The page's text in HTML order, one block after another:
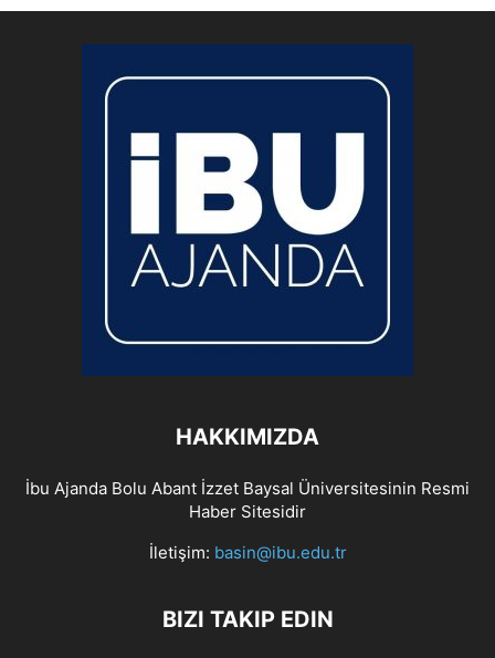
HAKKIMIZDA
İbu Ajanda Bolu Abant İzzet Baysal Üniversitesinin Resmi
Haber Sitesidir
İletişim: basin@ibu.edu.tr
BIZI TAKIP EDIN